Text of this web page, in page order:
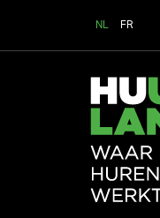
NL FR